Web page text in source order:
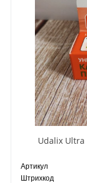
Udalix Ultra
Артикул
Штрихкод